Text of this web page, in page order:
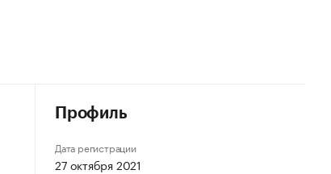
Профиль
Дата регистрации
27 октября 2021